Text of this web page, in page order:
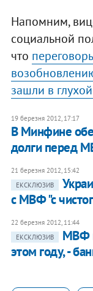
Напомним,
социальной
что
зашли в
19 березня 2012, 17:17
В Минфине
долги перед
21 березня 2012, 15:42
ЕКСКЛЮЗИВ
с МВФ "с
22 березня 2012, 11:44
ЕКСКЛЮЗИВ
МВФ
этом году, -